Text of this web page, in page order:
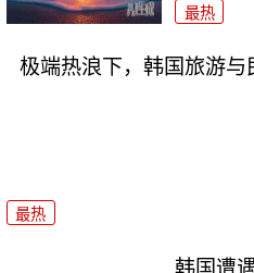
最热
极端热浪下，韩国旅游与
最热